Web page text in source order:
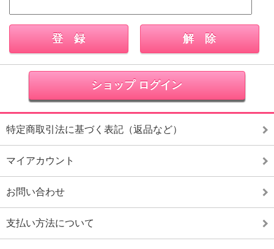
ショップ ログイン
特定商取引法に基づく表記（返品など）
マイアカウント
お問い合わせ
支払い方法について